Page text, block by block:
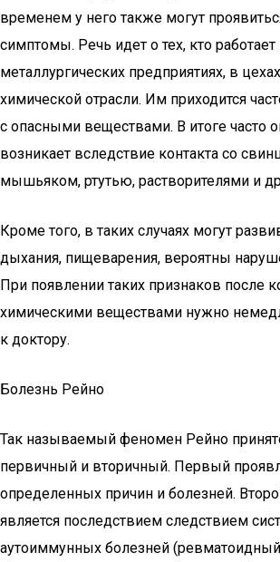
временем у него также могут
симптомы. Речь идет о тех, кто работает
металлургических предприятиях, в
химической отрасли. Им приходится
с опасными веществами. В итоге часто
возникает вследствие контакта со
мышьяком, ртутью, растворителями и
Кроме того, в таких случаях могут
дыхания, пищеварения, вероятны
При появлении таких признаков после
химическими веществами нужно
к доктору.
Болезнь Рейно
Так называемый феномен Рейно
первичный и вторичный. Первый
определенных причин и болезней.
является последствием следствием
аутоиммунных болезней (ревматоидный